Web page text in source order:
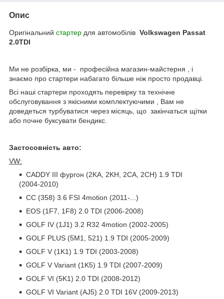
Опис
Оригінальний стартер для автомобілів Volkswagen Passat
2.0TDI
Ми не розбірка, ми - професійна магазин-майстерня , і
знаємо про стартери набагато більше ніж просто продавці.
Всі наші стартери проходять перевірку та технічне
обслуговування з якісними комплектуючими , Вам не
доведеться турбуватися через місяць, що закінчаться щітки
або почне буксувати бендикс.
Застосовність авто:
VW:
CADDY III фургон (2KA, 2KH, 2CA, 2CH) 1.9 TDI
(2004-2010)
CC (358) 3.6 FSI 4motion (2011-...)
EOS (1F7, 1F8) 2.0 TDI (2006-2008)
GOLF IV (1J1) 3.2 R32 4motion (2002-2005)
GOLF PLUS (5M1, 521) 1.9 TDI (2005-2009)
GOLF V (1K1) 1.9 TDI (2003-2008)
GOLF V Variant (1K5) 1.9 TDI (2007-2009)
GOLF VI (5K1) 2.0 TDI (2008-2012)
GOLF VI Variant (AJ5) 2.0 TDI 16V (2009-2013)